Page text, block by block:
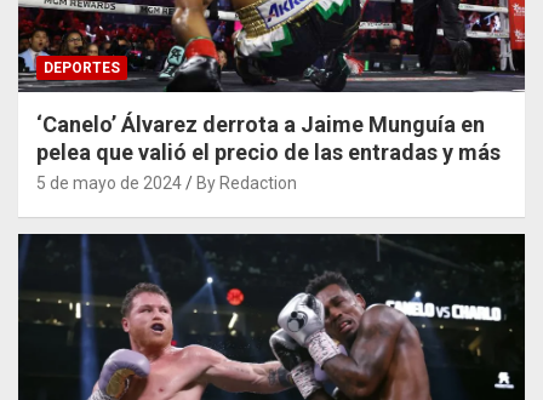
DEPORTES
‘Canelo’ Álvarez derrota a Jaime Munguía en
pelea que valió el precio de las entradas y más
5 de mayo de 2024 By Redaction